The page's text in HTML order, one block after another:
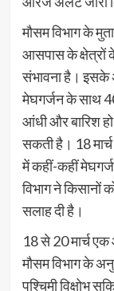
मौसम विभाग के
आसपास के क्षेत्रों
संभावना है। इसके
मेघगर्जन के साथ
आंधी और बारिश
सकती है। 18
में कहीं-कहीं
विभाग ने किसानों
सलाह दी है।
18 से 20 मार्च एक
मौसम विभाग के
पश्चिमी विक्षोभ